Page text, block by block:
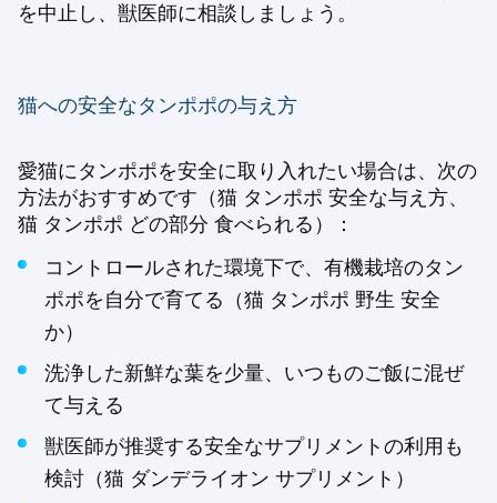
を中止し、獣医師に相談しましょう。
猫への安全なタンポポの与え方
愛猫にタンポポを安全に取り入れたい場合は、次の
方法がおすすめです（猫 タンポポ 安全な与え方、
猫 タンポポ どの部分 食べられる）：
コントロールされた環境下で、有機栽培のタン
ポポを自分で育てる（猫 タンポポ 野生 安全
か）
洗浄した新鮮な葉を少量、いつものご飯に混ぜ
て与える
獣医師が推奨する安全なサプリメントの利用も
検討（猫 ダンデライオン サプリメント）